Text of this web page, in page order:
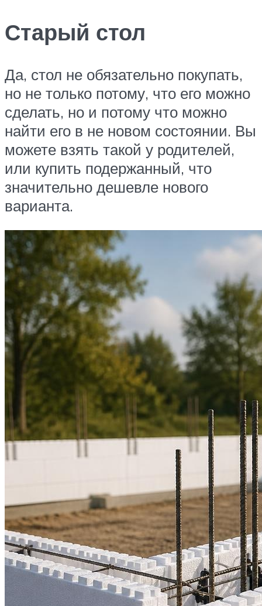
Старый стол
Да, стол не обязательно покупать,
но не только потому, что его можно
сделать, но и потому что можно
найти его в не новом состоянии. Вы
можете взять такой у родителей,
или купить подержанный, что
значительно дешевле нового
варианта.